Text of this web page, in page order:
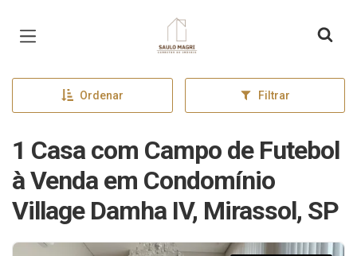
Página inicial
Ordenar Filtrar
1 Casa com Campo de Futebol
à Venda em Condomínio
Village Damha IV, Mirassol, SP